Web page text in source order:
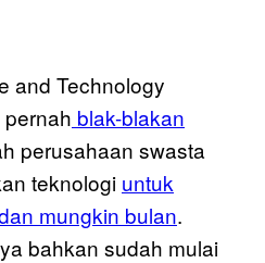
and Technology
blak-blakan
perusahaan swasta
teknologi untuk
mungkin bulan.
bahkan sudah mulai